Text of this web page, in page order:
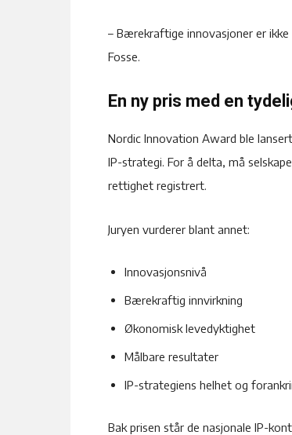
– Bærekraftige innovasjoner er
Fosse.
En ny pris med en
Nordic Innovation Award ble
IP-strategi. For å delta, må
rettighet registrert.
Juryen vurderer blant annet:
Innovasjonsnivå
Bærekraftig innvirkning
Økonomisk levedyktighet
Målbare resultater
IP-strategiens helhet og
Bak prisen står de nasjonale IP-